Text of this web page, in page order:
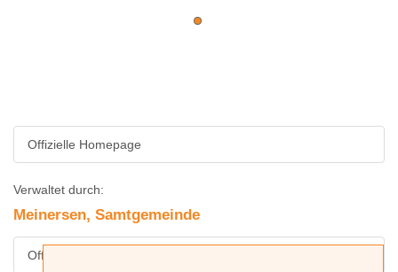
Offizielle Homepage
Verwaltet durch:
Meinersen, Samtgemeinde
Offizielle Homepage